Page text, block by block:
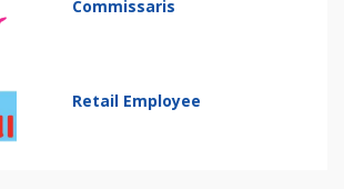
Commissaris
Retail Employee